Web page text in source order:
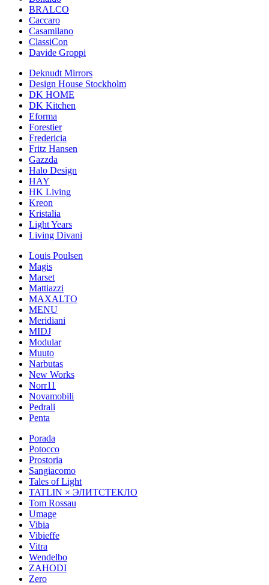
BRALCO
Caccaro
Casamilano
ClassiCon
Davide Groppi
Deknudt Mirrors
Design House Stockholm
DK HOME
DK Kitchen
Eforma
Forestier
Fredericia
Fritz Hansen
Gazzda
Halo Design
HAY
HK Living
Kreon
Kristalia
Light Years
Living Divani
Louis Poulsen
Magis
Marset
Mattiazzi
MAXALTO
MENU
Meridiani
MIDJ
Modular
Muuto
Narbutas
New Works
Norr11
Novamobili
Pedrali
Penta
Porada
Potocco
Prostoria
Sangiacomo
Tales of Light
TATLIN × ЭЛИТСТЕКЛО
Tom Rossau
Umage
Vibia
Vibieffe
Vitra
Wendelbo
ZAHODI
Zero